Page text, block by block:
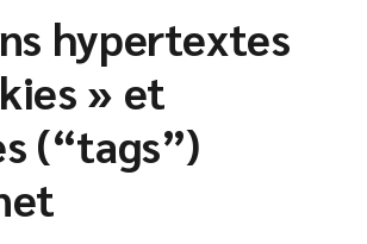
hypertextes
» et
(“tags”)